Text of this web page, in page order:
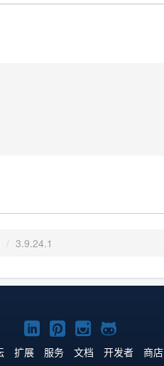
/ 3.9.24.1
YouTube
主
LinkedIn
主
Pinterest
主
Instagram
主
GitHub
主
扩展 服务 文档 开发者 商店